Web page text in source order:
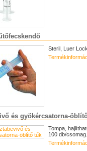
Steril, Luer
és gyökércsatorna-
Tompa,
100 db/csomag.